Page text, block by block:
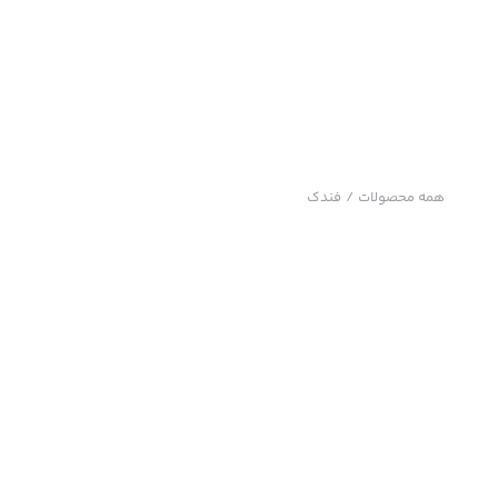
همه محصولات / فندک